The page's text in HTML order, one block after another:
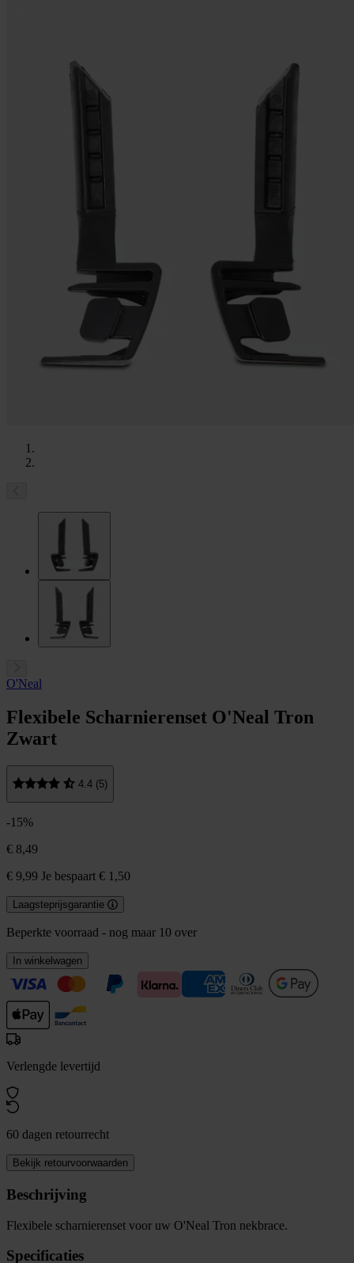
O'Neal
Flexibele Scharnierenset O'Neal Tron
Zwart
4.4 (5)
-15%
€ 8,49
€ 9,99 Je bespaart € 1,50
Laagsteprijsgarantie
Beperkte voorraad - nog maar 10 over
In winkelwagen
Verlengde levertijd
60 dagen retourrecht
Bekijk retourvoorwaarden
Beschrijving
Flexibele scharnierenset voor uw O'Neal Tron nekbrace.
Specificaties